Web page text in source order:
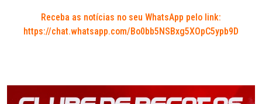
Receba as notícias no seu WhatsApp pelo link:
https://chat.whatsapp.com/Bo0bb5NSBxg5XOpC5ypb9D